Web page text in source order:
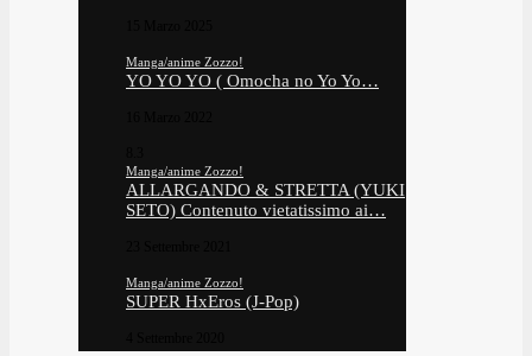
Manga/anime Zozzo!
YO YO YO ( Omocha no Yo Yo…
Manga/anime Zozzo!
ALLARGANDO & STRETTA (YUKI
SETO) Contenuto vietatissimo ai…
Manga/anime Zozzo!
SUPER HxEros (J-Pop)